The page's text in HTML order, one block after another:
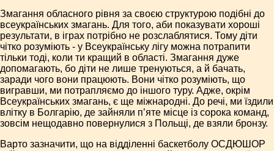
Змагання обласного рівня за своєю структурою подібні до
всеукраїнських змагань. Для того, аби показувати хороші
результати, в іграх потрібно не розслаблятися. Тому діти
чітко розуміють - у Всеукраїнську лігу можна потрапити
тільки тоді, коли ти кращий в області. Змагання дуже
допомагають, бо діти не лише тренуються, а й бачать,
заради чого вони працюють. Вони чітко розуміють, що
вигравши, ми потрапляємо до іншого туру. Адже, окрім
Всеукраїнських змагань, є ще міжнародні. До речі, ми їздили
влітку в Болгарію, де зайняли п’яте місце із сорока команд,
зовсім нещодавно повернулися з Польщі, де взяли бронзу.
Варто зазначити, що на відділенні баскетболу ОСДЮШОР